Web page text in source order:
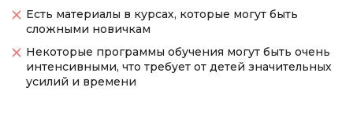
Есть материалы в курсах, которые могут быть
сложными новичкам
Некоторые программы обучения могут быть очень
интенсивными, что требует от детей значительных
усилий и времени